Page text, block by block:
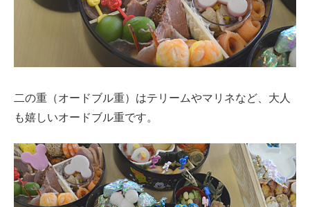
二の重（オードブル重）はテリームやマリネなど、大人
も嬉しいオードブル重です。